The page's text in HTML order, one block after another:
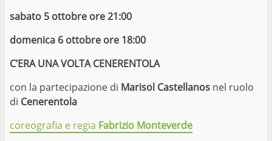
sabato 5 ottobre ore 21:00
domenica 6 ottobre ore 18:00
C’ERA UNA VOLTA CENERENTOLA
con la partecipazione di Marisol Castellanos nel ruolo
di Cenerentola
coreografia e regia Fabrizio Monteverde